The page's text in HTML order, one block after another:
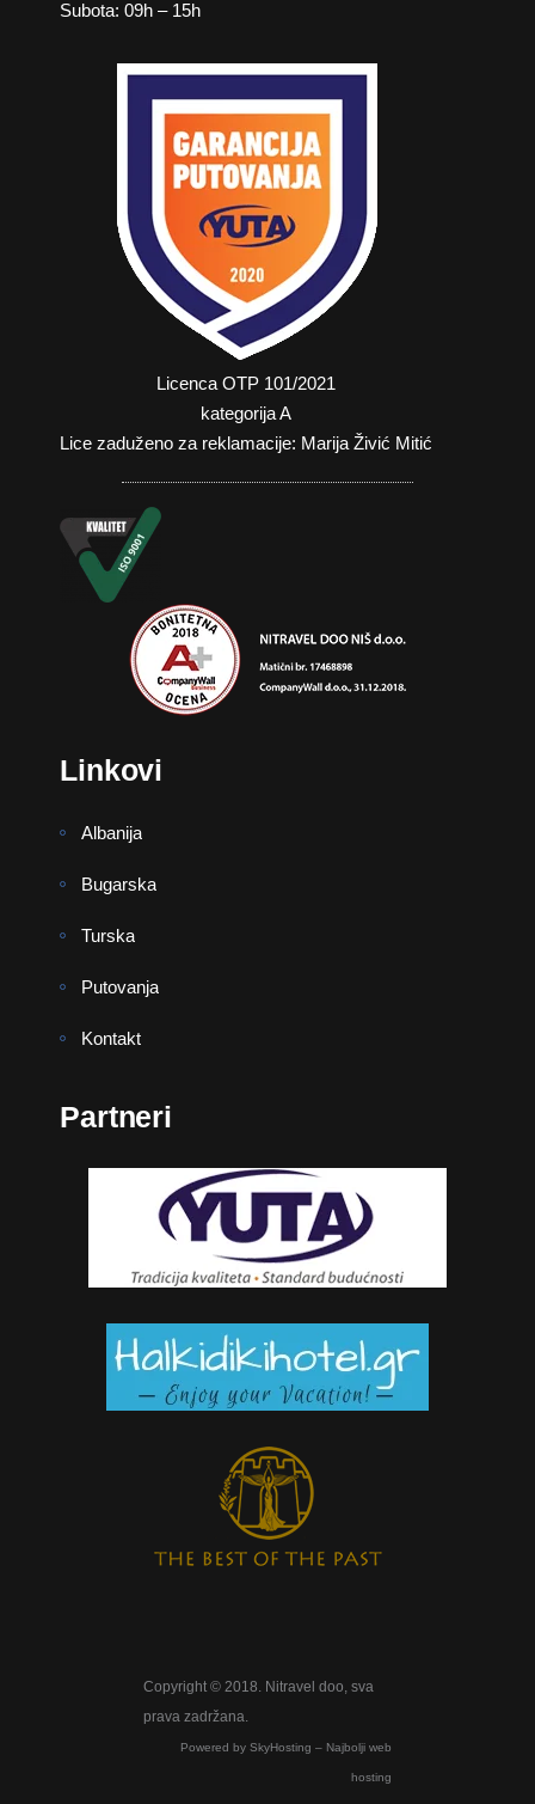
Subota: 09h – 15h
Licenca OTP 101/2021
kategorija A
Lice zaduženo za reklamacije: Marija Živić Mitić
Linkovi
Albanija
Bugarska
Turska
Putovanja
Kontakt
Partneri
Copyright © 2018. Nitravel doo, sva
prava zadržana.
Powered by SkyHosting – Najbolji web
hosting